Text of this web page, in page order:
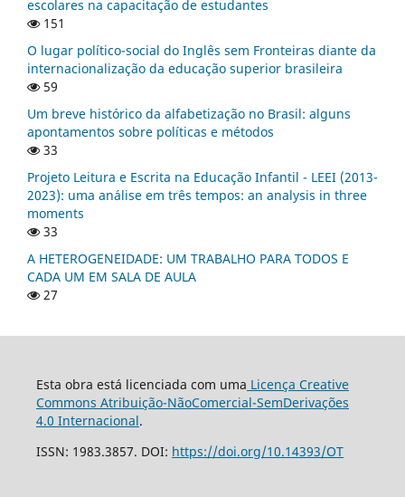
escolares na capacitação de estudantes
151
O lugar político-social do Inglês sem Fronteiras diante da
internacionalização da educação superior brasileira
59
Um breve histórico da alfabetização no Brasil: alguns
apontamentos sobre políticas e métodos
33
Projeto Leitura e Escrita na Educação Infantil - LEEI (2013-
2023): uma análise em três tempos: an analysis in three
moments
33
A HETEROGENEIDADE: UM TRABALHO PARA TODOS E
CADA UM EM SALA DE AULA
27
Esta obra está licenciada com uma Licença Creative
Commons Atribuição-NãoComercial-SemDerivações
4.0 Internacional.
ISSN: 1983.3857. DOI: https://doi.org/10.14393/OT